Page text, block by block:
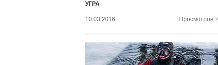
УГРА
10.03.2016 Просмотров: